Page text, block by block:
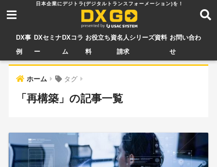
DX事
例
DXセミナ
ー
DXコラ
ム
お役立ち資
料
名人シリーズ資料
請求
お問い合わ
せ
ホーム タグ
「再構築」の記事一覧